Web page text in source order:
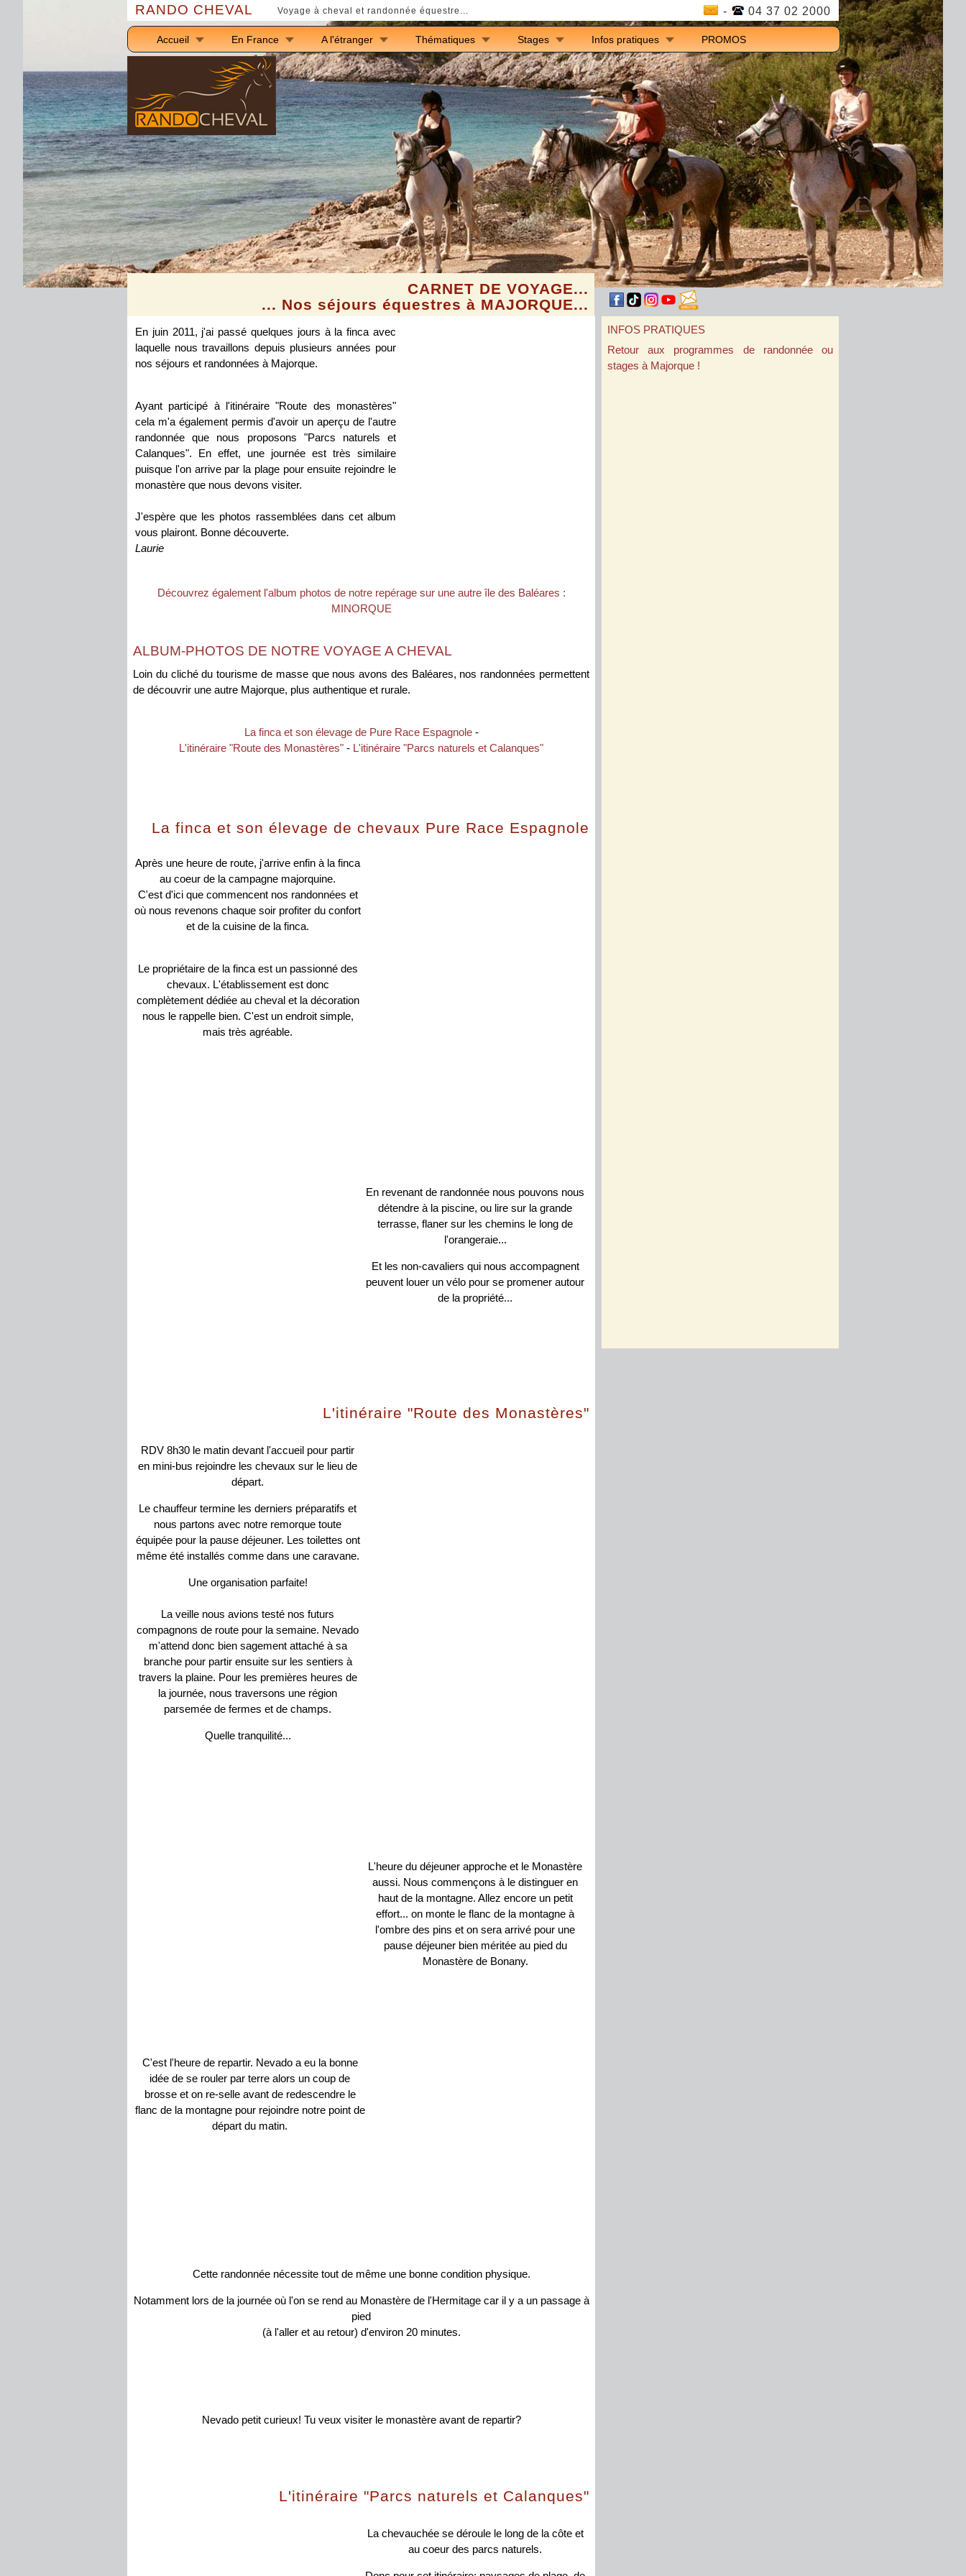
RANDO CHEVAL Voyage à cheval et randonnée équestre... - 04 37 02 2000
Accueil En France A l'étranger Thématiques Stages Infos pratiques PROMOS
CARNET DE VOYAGE...
... Nos séjours équestres à MAJORQUE...
En juin 2011, j'ai passé quelques jours à la finca avec
laquelle nous travaillons depuis plusieurs années pour
nos séjours et randonnées à Majorque.
Ayant participé à l'itinéraire "Route des monastères"
cela m'a également permis d'avoir un aperçu de l'autre
randonnée que nous proposons "Parcs naturels et
Calanques". En effet, une journée est très similaire
puisque l'on arrive par la plage pour ensuite rejoindre le
monastère que nous devons visiter.
J'espère que les photos rassemblées dans cet album
vous plairont. Bonne découverte.
Laurie
Découvrez également l'album photos de notre repérage sur une autre île des Baléares :
MINORQUE
ALBUM-PHOTOS DE NOTRE VOYAGE A CHEVAL
Loin du cliché du tourisme de masse que nous avons des Baléares, nos randonnées permettent
de découvrir une autre Majorque, plus authentique et rurale.
La finca et son élevage de Pure Race Espagnole-
L'itinéraire "Route des Monastères" - L'itinéraire "Parcs naturels et Calanques"
La finca et son élevage de chevaux Pure Race Espagnole
Après une heure de route, j'arrive enfin à la finca
au coeur de la campagne majorquine.
C'est d'ici que commencent nos randonnées et
où nous revenons chaque soir profiter du confort
et de la cuisine de la finca.
Le propriétaire de la finca est un passionné des
chevaux. L'établissement est donc
complètement dédiée au cheval et la décoration
nous le rappelle bien. C'est un endroit simple,
mais très agréable.
En revenant de randonnée nous pouvons nous
détendre à la piscine, ou lire sur la grande
terrasse, flaner sur les chemins le long de
l'orangeraie...
Et les non-cavaliers qui nous accompagnent
peuvent louer un vélo pour se promener autour
de la propriété...
L'itinéraire "Route des Monastères"
RDV 8h30 le matin devant l'accueil pour partir
en mini-bus rejoindre les chevaux sur le lieu de
départ.
Le chauffeur termine les derniers préparatifs et
nous partons avec notre remorque toute
équipée pour la pause déjeuner. Les toilettes ont
même été installés comme dans une caravane.
Une organisation parfaite!
La veille nous avions testé nos futurs
compagnons de route pour la semaine. Nevado
m'attend donc bien sagement attaché à sa
branche pour partir ensuite sur les sentiers à
travers la plaine. Pour les premières heures de
la journée, nous traversons une région
parsemée de fermes et de champs.
Quelle tranquilité...
L'heure du déjeuner approche et le Monastère
aussi. Nous commençons à le distinguer en
haut de la montagne. Allez encore un petit
effort... on monte le flanc de la montagne à
l'ombre des pins et on sera arrivé pour une
pause déjeuner bien méritée au pied du
Monastère de Bonany.
C'est l'heure de repartir. Nevado a eu la bonne
idée de se rouler par terre alors un coup de
brosse et on re-selle avant de redescendre le
flanc de la montagne pour rejoindre notre point de
départ du matin.
Cette randonnée nécessite tout de même une bonne condition physique.
Notamment lors de la journée où l'on se rend au Monastère de l'Hermitage car il y a un passage à
pied
(à l'aller et au retour) d'environ 20 minutes.
Nevado petit curieux! Tu veux visiter le monastère avant de repartir?
L'itinéraire "Parcs naturels et Calanques"
La chevauchée se déroule le long de la côte et
au coeur des parcs naturels.
INFOS PRATIQUES
Retour aux programmes de randonnée ou
stages à Majorque !